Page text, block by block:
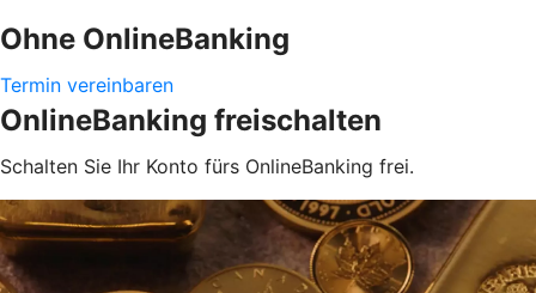
Ohne OnlineBanking
Termin vereinbaren
OnlineBanking freischalten
Schalten Sie Ihr Konto fürs OnlineBanking frei.